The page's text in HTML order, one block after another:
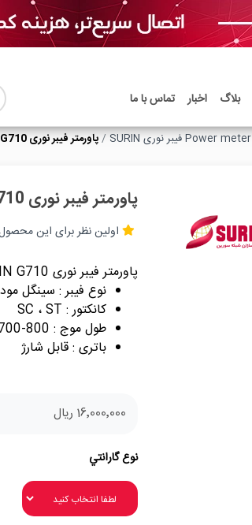
بلاگ اخبار تماس با ما
Power meter فیبر نوری SURIN پاورمتر فیبر نوری SURIN G710
پاورمتر فیبر نوری SURIN G710
اولین نظر برای این
پاورمتر فیبر نوری SURIN G710
نوع فیبر : سینگل مود
کانکتور : SC ، ST
طول موج‌ : 800-1700 نانومتر
باتری : قابل شارژ
16٬000٬000 ریال
نوع گارانتي